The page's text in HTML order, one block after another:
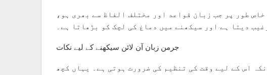
طور پر جب زبان قواعد اور مختلف الفاظ سے بھری ہو،
دیتا ہے اور سیکھنے میں دماغ کی لچک کو بڑھاتا ہے۔
جرمن زبان آن لائن سیکھنے کے لیے نکات
اس کے لیے وقت کی تنظیم کی ضرورت ہوتی ہے۔ یہاں کچھ